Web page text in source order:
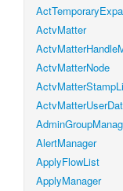
ActvMatter
ActvMatterNode
AlertManager
ApplyFlowList
ApplyManager